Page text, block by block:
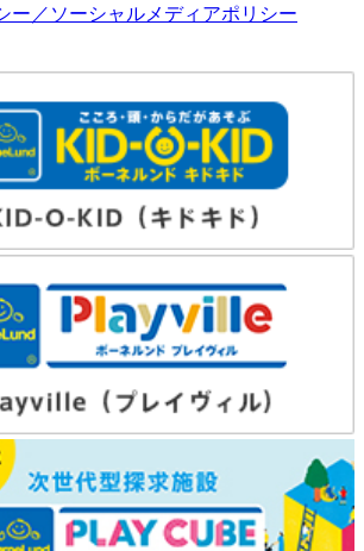
ー／ソーシャルメディアポリシー